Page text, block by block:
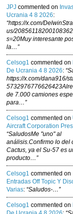
JPJ commented on
Ucrania 4 8 2026:
“https://x.com/
us/
s=20Muy interesante
la…”
Celsog1 commented on
De Ucrania 4 8 2026:
https://x.com/dana916/
de 7.000 camiones
para…”
Celsog1 commented on
Aircraft Corporation
“SaludosMe "uno" al
análisis.Confirmo lo del
Cactus, ya el Su-57 es
producto…”
Celsog1 commented on
Entradas Off Topic Y
Varias: “Saludos-…”
Celsog1 commented on